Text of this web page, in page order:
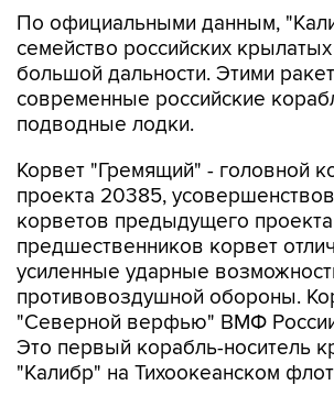
По официальными данным,
семейство российских
большой дальности. Этими
современные российские
подводные лодки.
Корвет "Гремящий" - головной
проекта 20385,
корветов предыдущего
предшественников корвет
усиленные ударные
противовоздушной обороны.
"Северной верфью" ВМФ
Это первый корабль-носитель
"Калибр" на Тихоокеанском